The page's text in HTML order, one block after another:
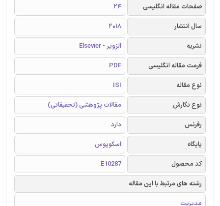
صفحات مقاله انگلیسی
24
سال انتشار
2018
نشریه
الزویر - Elsevier
فرمت مقاله انگلیسی
PDF
نوع مقاله
ISI
نوع نگارش
مقالات پژوهشی (تحقیقاتی)
رفرنس
دارد
پایگاه
اسکوپوس
کد محصول
E10287
رشته های مرتبط با این مقاله
مدیریت